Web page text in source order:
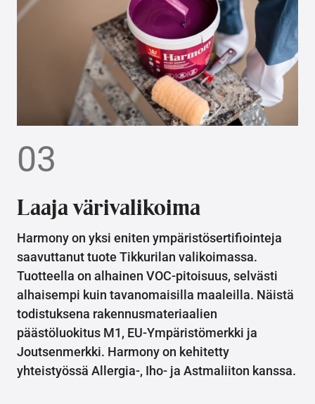
03
Laaja värivalikoima
Harmony on yksi eniten ympäristösertifiointeja
saavuttanut tuote Tikkurilan valikoimassa.
Tuotteella on alhainen VOC-pitoisuus, selvästi
alhaisempi kuin tavanomaisilla maaleilla. Näistä
todistuksena rakennusmateriaalien
päästöluokitus M1, EU-Ympäristömerkki ja
Joutsenmerkki. Harmony on kehitetty
yhteistyössä Allergia-, Iho- ja Astmaliiton kanssa.